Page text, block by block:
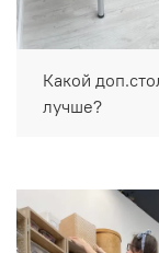
Какой
лучше?